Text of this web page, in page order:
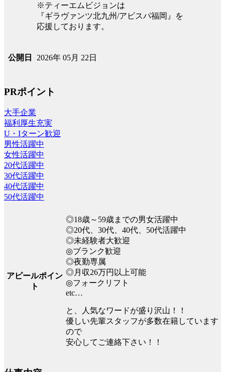
※ティーエムビジョンは
『ギラヴァンツ北九州/アビスパ福岡』を
応援しております。
公開日 2026年 05月 22日
PRポイント
大手企業
福利厚生充実
U・Iターン歓迎
男性活躍中
女性活躍中
20代活躍中
30代活躍中
40代活躍中
50代活躍中
アピールポイン
ト
◎18歳～59歳までの男女活躍中
◎20代、30代、40代、50代活躍中
◎未経験者大歓迎
◎ブランク歓迎
◎夜勤専属
◎月収26万円以上可能
◎フォークリフト
etc…
と、人気なワードが盛り沢山！！
優しい先輩スタッフが多数在籍しています
ので
安心してご連絡下さい！！